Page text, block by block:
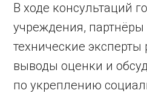
В ходе консультаций
учреждения,
технические эксперты
выводы оценки и
по укреплению